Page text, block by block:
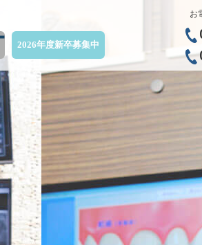
2026年度新卒募集中
お